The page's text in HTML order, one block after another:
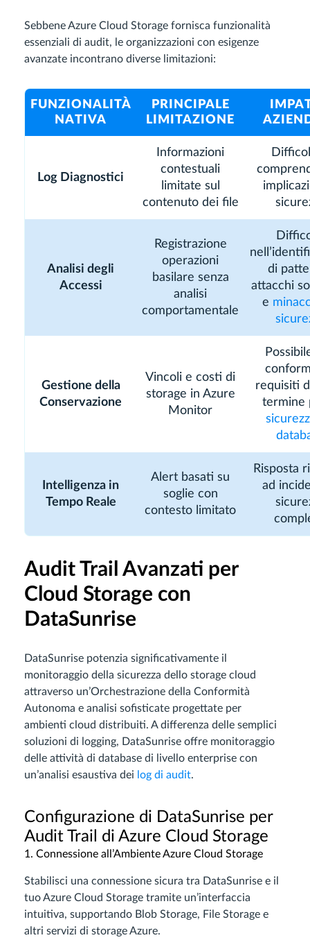
Sebbene Azure Cloud Storage fornisca funzionalità
essenziali di audit, le organizzazioni con esigenze
avanzate incontrano diverse limitazioni:
FUNZIONALITÀ
NATIVA
PRINCIPALE
LIMITAZIONE
Log Diagnostici
Informazioni
contestuali
limitate sul
contenuto dei file
Analisi degli
Accessi
Registrazione
operazioni
basilare senza
analisi
comportamentale
di
attacchi
e
Gestione della
Conservazione
Vincoli e costi di
storage in Azure
Monitor
requisiti
termine
Intelligenza in
Tempo Reale
Alert basati su
soglie con
contesto limitato
Risposta
ad
Audit Trail Avanzati per
Cloud Storage con
DataSunrise
DataSunrise potenzia significativamente il
monitoraggio della sicurezza dello storage cloud
attraverso un’Orchestrazione della Conformità
Autonoma e analisi sofisticate progettate per
ambienti cloud distribuiti. A differenza delle semplici
soluzioni di logging, DataSunrise offre monitoraggio
delle attività di database di livello enterprise con
un’analisi esaustiva dei log di audit.
Configurazione di DataSunrise per
Audit Trail di Azure Cloud Storage
1. Connessione all’Ambiente Azure Cloud Storage
Stabilisci una connessione sicura tra DataSunrise e il
tuo Azure Cloud Storage tramite un’interfaccia
intuitiva, supportando Blob Storage, File Storage e
altri servizi di storage Azure.